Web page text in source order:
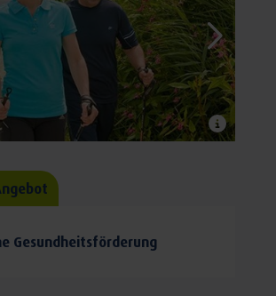
Gesundheitsförderung